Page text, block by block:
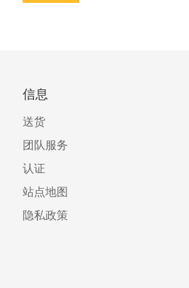
信息
送货
团队服务
认证
站点地图
隐私政策